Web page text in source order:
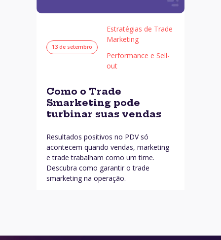
13 de setembro
Estratégias de Trade
Marketing
Performance e Sell-
out
Como o Trade
Smarketing pode
turbinar suas vendas
Resultados positivos no PDV só
acontecem quando vendas, marketing
e trade trabalham como um time.
Descubra como garantir o trade
smarketing na operação.